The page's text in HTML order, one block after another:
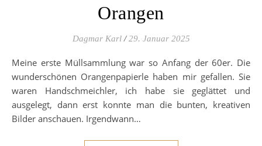
Orangen
Dagmar Karl / 29. Januar 2025
Meine erste Müllsammlung war so Anfang der 60er. Die
wunderschönen Orangenpapierle haben mir gefallen. Sie
waren Handschmeichler, ich habe sie geglättet und
ausgelegt, dann erst konnte man die bunten, kreativen
Bilder anschauen. Irgendwann…